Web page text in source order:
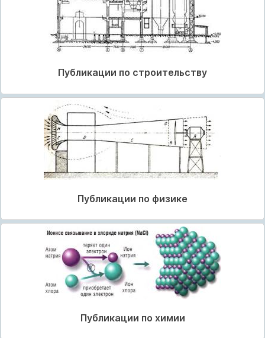
Публикации по строительству
Публикации по физике
Публикации по химии